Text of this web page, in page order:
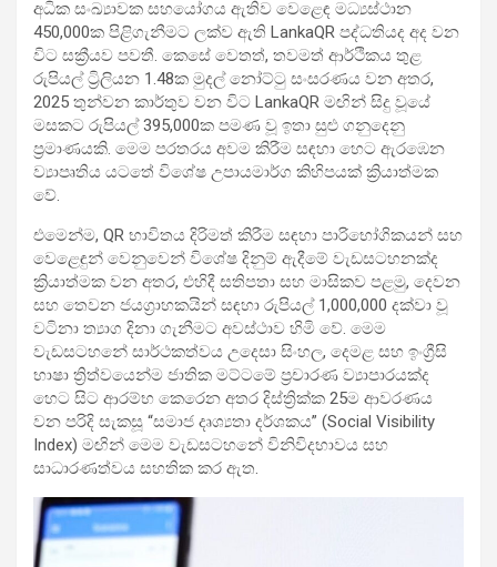
අධික සංඛ්‍යාවක සහයෝගය ඇතිව වෙළෙඳ මධ්‍යස්ථාන
450,000ක පිළිගැනීමට ලක්ව ඇති LankaQR පද්ධතියද අද වන
විට සක්‍රීයව පවතී. කෙසේ වෙතත්, තවමත් ආර්ථිකය තුළ
රුපියල් ට්‍රිලියන 1.48ක මුදල් නෝට්ටු සංසරණය වන අතර,
2025 තුන්වන කාර්තුව වන විට LankaQR මඟින් සිදු වූයේ
මසකට රුපියල් 395,000ක පමණ වූ ඉතා සුළු ගනුදෙනු
ප්‍රමාණයකි. මෙම පරතරය අවම කිරීම සඳහා හෙට ඇරඹෙන
ව්‍යාපෘතිය යටතේ විශේෂ උපායමාර්ග කිහිපයක් ක්‍රියාත්මක
වේ.
එමෙන්ම, QR භාවිතය දිරිමත් කිරීම සඳහා පාරිභෝගිකයන් සහ
වෙළෙඳුන් වෙනුවෙන් විශේෂ දිනුම් ඇදීමේ වැඩසටහනක්ද
ක්‍රියාත්මක වන අතර, එහිදී සතිපතා සහ මාසිකව පළමු, දෙවන
සහ තෙවන ජයග්‍රාහකයින් සඳහා රුපියල් 1,000,000 දක්වා වූ
වටිනා ත්‍යාග දිනා ගැනීමට අවස්ථාව හිමි වේ. මෙම
වැඩසටහනේ සාර්ථකත්වය උදෙසා සිංහල, දෙමළ සහ ඉංග්‍රීසි
භාෂා ත්‍රිත්වයෙන්ම ජාතික මට්ටමේ ප්‍රචාරණ ව්‍යාපාරයක්ද
හෙට සිට ආරම්භ කෙරෙන අතර දිස්ත්‍රික්ක 25ම ආවරණය
වන පරිදි සැකසූ “සමාජ දෘශ්‍යතා දර්ශකය” (Social Visibility
Index) මඟින් මෙම වැඩසටහනේ විනිවිදභාවය සහ
සාධාරණත්වය සහතික කර ඇත.